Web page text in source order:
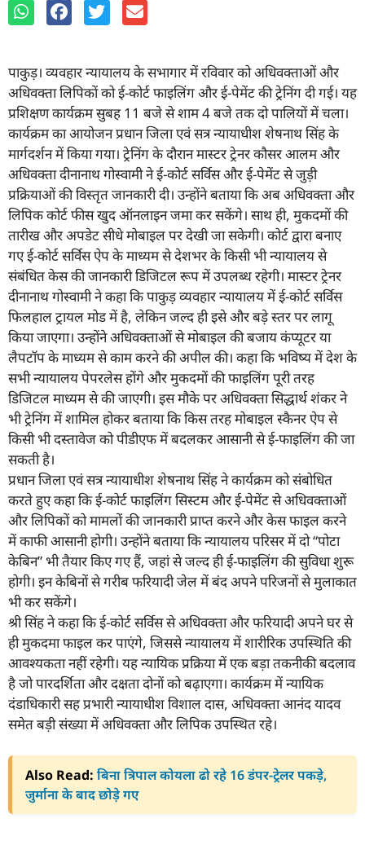
पाकुड़। व्यवहार न्यायालय के सभागार में रविवार को अधिवक्ताओं और
अधिवक्ता लिपिकों को ई-कोर्ट फाइलिंग और ई-पेमेंट की ट्रेनिंग दी गई। यह
प्रशिक्षण कार्यक्रम सुबह 11 बजे से शाम 4 बजे तक दो पालियों में चला।
कार्यक्रम का आयोजन प्रधान जिला एवं सत्र न्यायाधीश शेषनाथ सिंह के
मार्गदर्शन में किया गया। ट्रेनिंग के दौरान मास्टर ट्रेनर कौसर आलम और
अधिवक्ता दीनानाथ गोस्वामी ने ई-कोर्ट सर्विस और ई-पेमेंट से जुड़ी
प्रक्रियाओं की विस्तृत जानकारी दी। उन्होंने बताया कि अब अधिवक्ता और
लिपिक कोर्ट फीस खुद ऑनलाइन जमा कर सकेंगे। साथ ही, मुकदमों की
तारीख और अपडेट सीधे मोबाइल पर देखी जा सकेगी। कोर्ट द्वारा बनाए
गए ई-कोर्ट सर्विस ऐप के माध्यम से देशभर के किसी भी न्यायालय से
संबंधित केस की जानकारी डिजिटल रूप में उपलब्ध रहेगी। मास्टर ट्रेनर
दीनानाथ गोस्वामी ने कहा कि पाकुड़ व्यवहार न्यायालय में ई-कोर्ट सर्विस
फिलहाल ट्रायल मोड में है, लेकिन जल्द ही इसे और बड़े स्तर पर लागू
किया जाएगा। उन्होंने अधिवक्ताओं से मोबाइल की बजाय कंप्यूटर या
लैपटॉप के माध्यम से काम करने की अपील की। कहा कि भविष्य में देश के
सभी न्यायालय पेपरलेस होंगे और मुकदमों की फाइलिंग पूरी तरह
डिजिटल माध्यम से की जाएगी। इस मौके पर अधिवक्ता सिद्धार्थ शंकर ने
भी ट्रेनिंग में शामिल होकर बताया कि किस तरह मोबाइल स्कैनर ऐप से
किसी भी दस्तावेज को पीडीएफ में बदलकर आसानी से ई-फाइलिंग की जा
सकती है।
प्रधान जिला एवं सत्र न्यायाधीश शेषनाथ सिंह ने कार्यक्रम को संबोधित
करते हुए कहा कि ई-कोर्ट फाइलिंग सिस्टम और ई-पेमेंट से अधिवक्ताओं
और लिपिकों को मामलों की जानकारी प्राप्त करने और केस फाइल करने
में काफी आसानी होगी। उन्होंने बताया कि न्यायालय परिसर में दो “पोटा
केबिन” भी तैयार किए गए हैं, जहां से जल्द ही ई-फाइलिंग की सुविधा शुरू
होगी। इन केबिनों से गरीब फरियादी जेल में बंद अपने परिजनों से मुलाकात
भी कर सकेंगे।
श्री सिंह ने कहा कि ई-कोर्ट सर्विस से अधिवक्ता और फरियादी अपने घर से
ही मुकदमा फाइल कर पाएंगे, जिससे न्यायालय में शारीरिक उपस्थिति की
आवश्यकता नहीं रहेगी। यह न्यायिक प्रक्रिया में एक बड़ा तकनीकी बदलाव
है जो पारदर्शिता और दक्षता दोनों को बढ़ाएगा। कार्यक्रम में न्यायिक
दंडाधिकारी सह प्रभारी न्यायाधीश विशाल दास, अधिवक्ता आनंद यादव
समेत बड़ी संख्या में अधिवक्ता और लिपिक उपस्थित रहे।
Also Read: बिना त्रिपाल कोयला ढो रहे 16 डंपर-ट्रेलर पकड़े,
जुर्माना के बाद छोड़े गए